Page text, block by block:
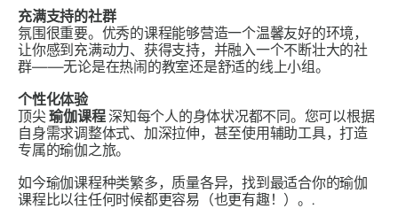
充满支持的社群
氛围很重要。优秀的课程能够营造一个温馨友好的环境，
让你感到充满动力、获得支持，并融入一个不断壮大的社
群——无论是在热闹的教室还是舒适的线上小组。
个性化体验
顶尖瑜伽课程深知每个人的身体状况都不同。您可以根据
自身需求调整体式、加深拉伸，甚至使用辅助工具，打造
专属的瑜伽之旅。
如今瑜伽课程种类繁多，质量各异，找到最适合你的瑜伽
课程比以往任何时候都更容易（也更有趣！）。.